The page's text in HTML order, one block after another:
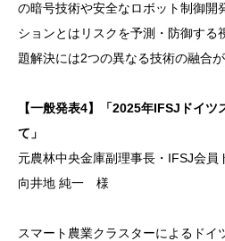
の暗号技術や安全なロボット制御開
ションとはリスクを予測・防御する
題解決には2つの異なる技術の融合が
【一般発表4】「2025年IFSJドイ
て」
元農林中央金庫副理事長・IFSJ会
向井地 純一 様
スマート農業クラスターによるドイ